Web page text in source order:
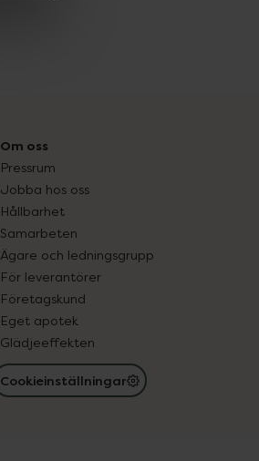
Om oss
Pressrum
Jobba hos oss
Hållbarhet
Samarbeten
Ägare och ledningsgrupp
För leverantörer
Företagskund
Eget apotek
Glädjeeffekten
Cookieinställningar